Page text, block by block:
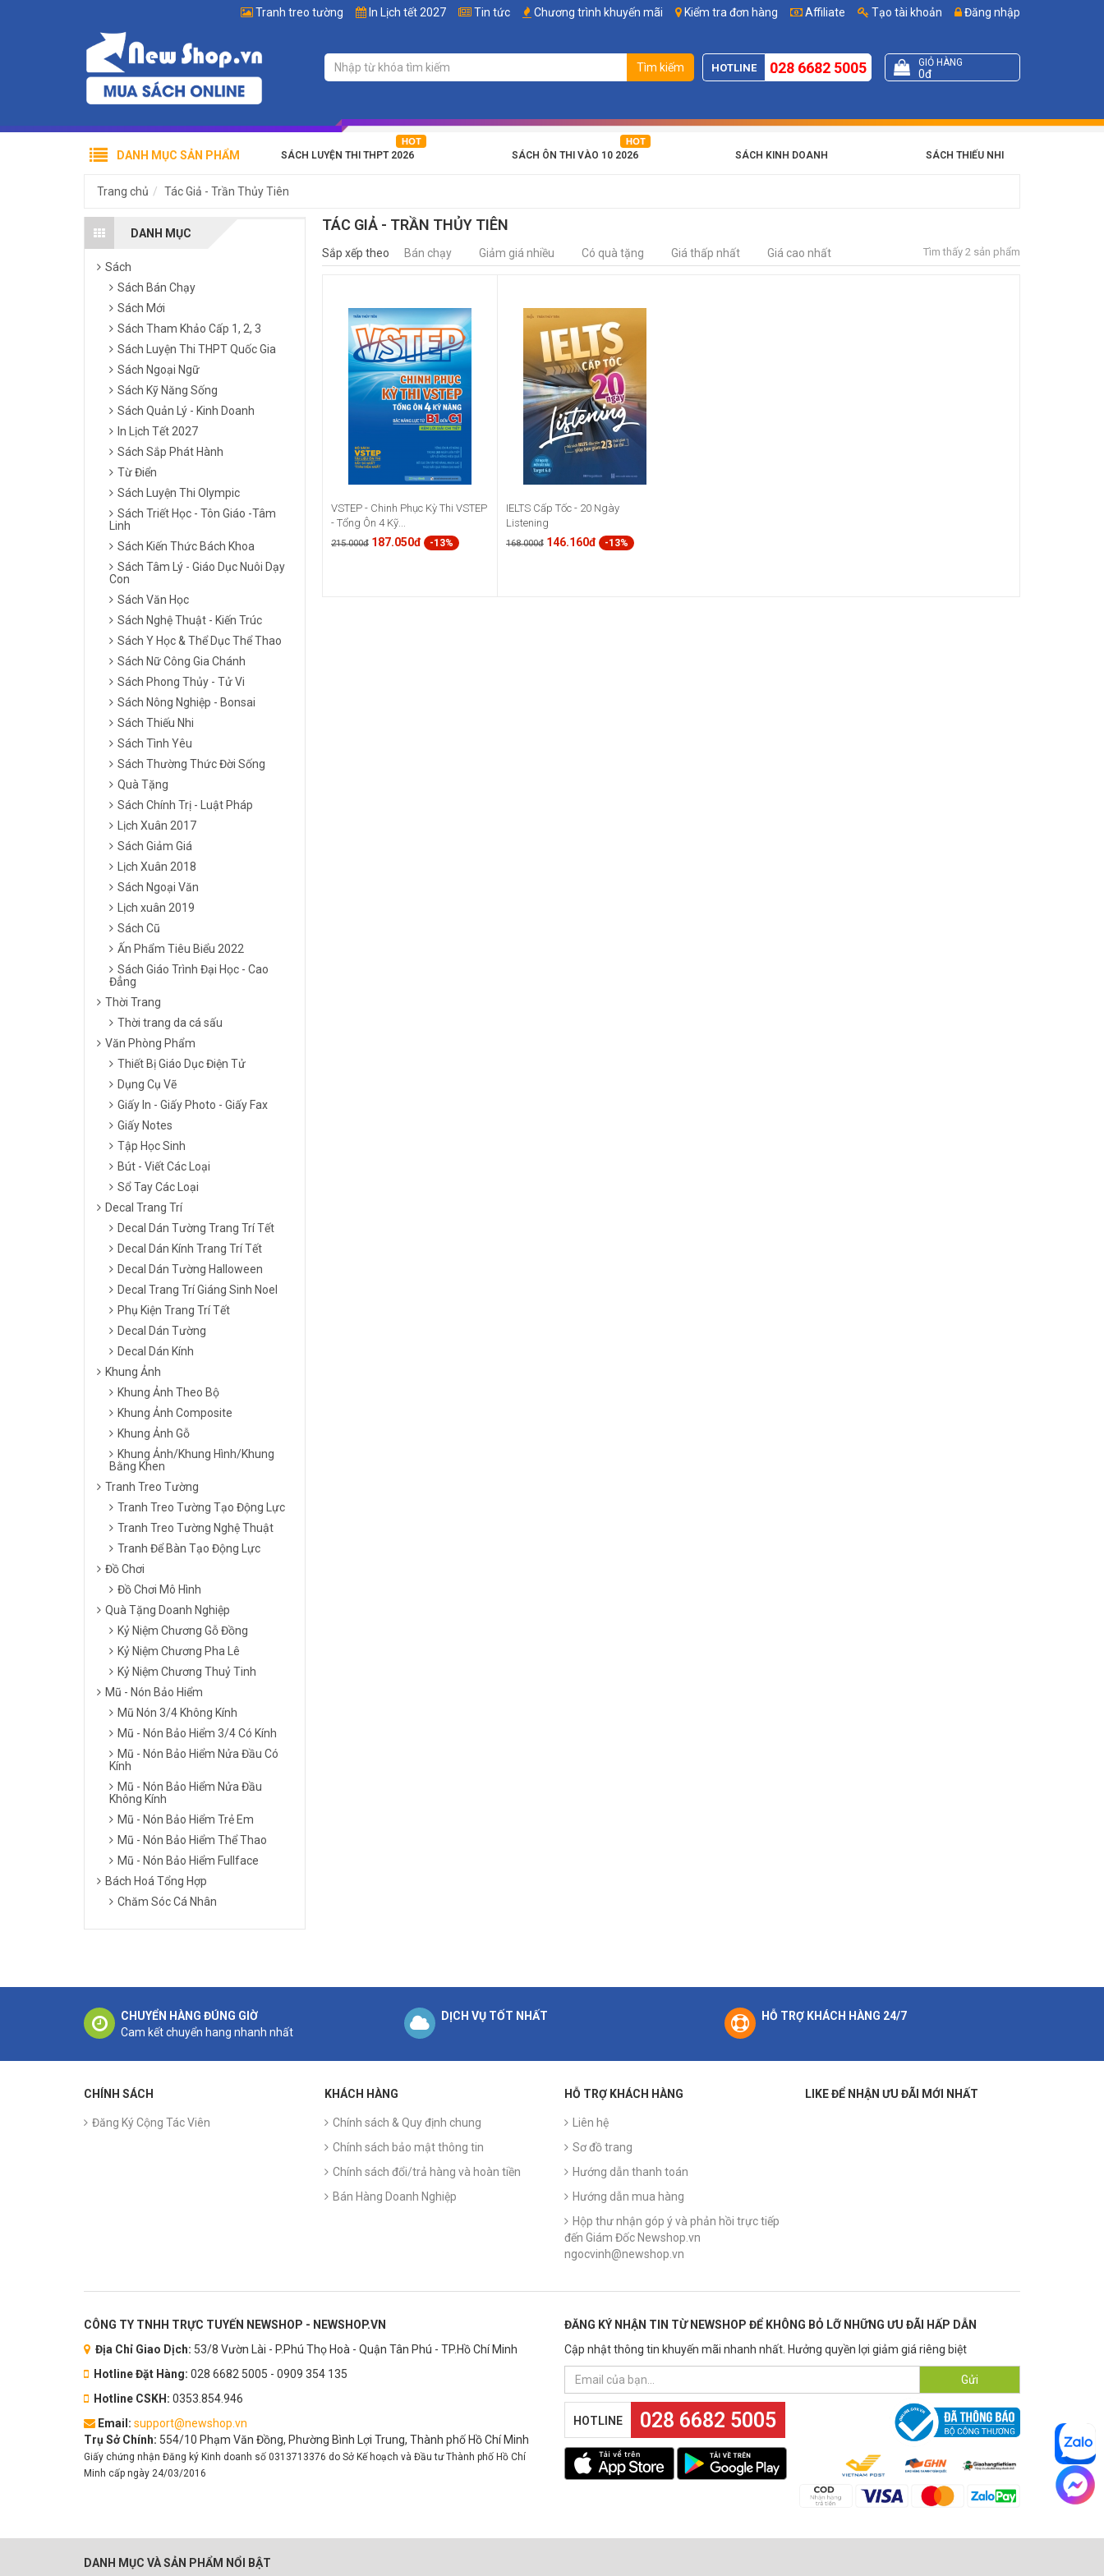
Affiliate Tạo tài khoản Đăng nhập
Tranh treo tường In Lịch tết 2027 Tin tức Chương trình khuyến mãi Kiểm tra đơn hàng
Tìm kiếm HOTLINE 028 6682 5005 GIỎ HÀNG
0đ
SÁCH LUYỆN THI THPT 2026 SÁCH ÔN THI VÀO 10 2026 SÁCH KINH DOANH SÁCH THIẾU NHI
DANH MỤC SẢN PHẨM
Trang chủ Tác Giả - Trần Thủy Tiên
DANH MỤC
Sách
Sách Bán Chạy
Sách Mới
Sách Tham Khảo Cấp 1, 2, 3
Sách Luyện Thi THPT Quốc Gia
Sách Ngoại Ngữ
Sách Kỹ Năng Sống
Sách Quản Lý - Kinh Doanh
In Lịch Tết 2027
Sách Sắp Phát Hành
Từ Điển
Sách Luyện Thi Olympic
Sách Triết Học - Tôn Giáo -Tâm
Linh
Sách Kiến Thức Bách Khoa
Sách Tâm Lý - Giáo Dục Nuôi Dạy
Con
Sách Văn Học
Sách Nghệ Thuật - Kiến Trúc
Sách Y Học & Thể Dục Thể Thao
Sách Nữ Công Gia Chánh
Sách Phong Thủy - Tử Vi
Sách Nông Nghiệp - Bonsai
Sách Thiếu Nhi
Sách Tình Yêu
Sách Thường Thức Đời Sống
Quà Tặng
Sách Chính Trị - Luật Pháp
Lịch Xuân 2017
Sách Giảm Giá
Lịch Xuân 2018
Sách Ngoại Văn
Lịch xuân 2019
Sách Cũ
Ấn Phẩm Tiêu Biểu 2022
Sách Giáo Trình Đại Học - Cao
Đẳng
Thời Trang
Thời trang da cá sấu
Văn Phòng Phẩm
Thiết Bị Giáo Dục Điện Tử
Dụng Cụ Vẽ
Giấy In - Giấy Photo - Giấy Fax
Giấy Notes
Tập Học Sinh
Bút - Viết Các Loại
Sổ Tay Các Loại
Decal Trang Trí
Decal Dán Tường Trang Trí Tết
Decal Dán Kính Trang Trí Tết
Decal Dán Tường Halloween
Decal Trang Trí Giáng Sinh Noel
Phụ Kiện Trang Trí Tết
Decal Dán Tường
Decal Dán Kính
Khung Ảnh
Khung Ảnh Theo Bộ
Khung Ảnh Composite
Khung Ảnh Gỗ
Khung Ảnh/Khung Hình/Khung
Bằng Khen
Tranh Treo Tường
Tranh Treo Tường Tạo Động Lực
Tranh Treo Tường Nghệ Thuật
Tranh Để Bàn Tạo Động Lực
Đồ Chơi
Đồ Chơi Mô Hình
Quà Tặng Doanh Nghiệp
Kỷ Niệm Chương Gỗ Đồng
Kỷ Niệm Chương Pha Lê
Kỷ Niệm Chương Thuỷ Tinh
Mũ - Nón Bảo Hiểm
Mũ Nón 3/4 Không Kính
Mũ - Nón Bảo Hiểm 3/4 Có Kính
Mũ - Nón Bảo Hiểm Nửa Đầu Có
Kính
Mũ - Nón Bảo Hiểm Nửa Đầu
Không Kính
Mũ - Nón Bảo Hiểm Trẻ Em
Mũ - Nón Bảo Hiểm Thể Thao
Mũ - Nón Bảo Hiểm Fullface
Bách Hoá Tổng Hợp
Chăm Sóc Cá Nhân
TÁC GIẢ - TRẦN THỦY TIÊN
Sắp xếp theo Bán chạy Giảm giá nhiều Có quà tặng Giá thấp nhất Giá cao nhất Tìm thấy 2 sản phẩm
VSTEP - Chinh Phục Kỳ Thi VSTEP
- Tổng Ôn 4 Kỹ...
215.000đ 187.050đ -13%
IELTS Cấp Tốc - 20 Ngày
Listening
168.000đ 146.160đ -13%
CHUYỂN HÀNG ĐÚNG GIỜ
Cam kết chuyển hang nhanh nhất
DỊCH VỤ TỐT NHẤT HỖ TRỢ KHÁCH HÀNG 24/7
CHÍNH SÁCH
Đăng Ký Cộng Tác Viên
KHÁCH HÀNG
Chính sách & Quy định chung
Chính sách bảo mật thông tin
Chính sách đổi/trả hàng và hoàn tiền
Bán Hàng Doanh Nghiệp
HỖ TRỢ KHÁCH HÀNG
Liên hệ
Sơ đồ trang
Hướng dẫn thanh toán
Hướng dẫn mua hàng
Hộp thư nhận góp ý và phản hồi trực tiếp
đến Giám Đốc Newshop.vn
ngocvinh@newshop.vn
LIKE ĐỂ NHẬN ƯU ĐÃI MỚI NHẤT
CÔNG TY TNHH TRỰC TUYẾN NEWSHOP - NEWSHOP.VN
Địa Chỉ Giao Dịch: 53/8 Vườn Lài - P.Phú Thọ Hoà - Quận Tân Phú - TP.Hồ Chí Minh
Hotline Đặt Hàng: 028 6682 5005 - 0909 354 135
Hotline CSKH: 0353.854.946
Email: support@newshop.vn
Trụ Sở Chính: 554/10 Phạm Văn Đồng, Phường Bình Lợi Trung, Thành phố Hồ Chí Minh
Giấy chứng nhận Đăng ký Kinh doanh số 0313713376 do Sở Kế hoạch và Đầu tư Thành phố Hồ Chí
Minh cấp ngày 24/03/2016
ĐĂNG KÝ NHẬN TIN TỪ NEWSHOP ĐỂ KHÔNG BỎ LỠ NHỮNG ƯU ĐÃI HẤP DẪN
Cập nhật thông tin khuyến mãi nhanh nhất. Hưởng quyền lợi giảm giá riêng biệt
Gửi
HOTLINE 028 6682 5005
DANH MỤC VÀ SẢN PHẨM NỔI BẬT